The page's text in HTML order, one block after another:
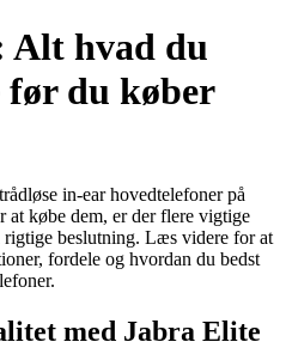
Alt hvad du
før du køber
in-ear hovedtelefoner på
at købe dem, er der flere vigtige
beslutning. Læs videre for at
fordele og hvordan du bedst
med Jabra Elite